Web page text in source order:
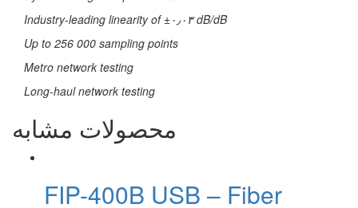
Industry-leading linearity of ±۰٫۰۳ dB/dB
Up to 256 000 sampling points
Metro network testing
Long-haul network testing
محصولات مشابه
FIP-400B USB – Fiber